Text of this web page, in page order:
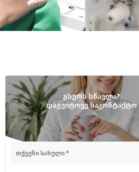
გსურს სწავლა?
დაგვიტოვე საკონტაქტო